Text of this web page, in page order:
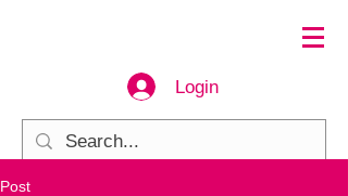
Login
Post